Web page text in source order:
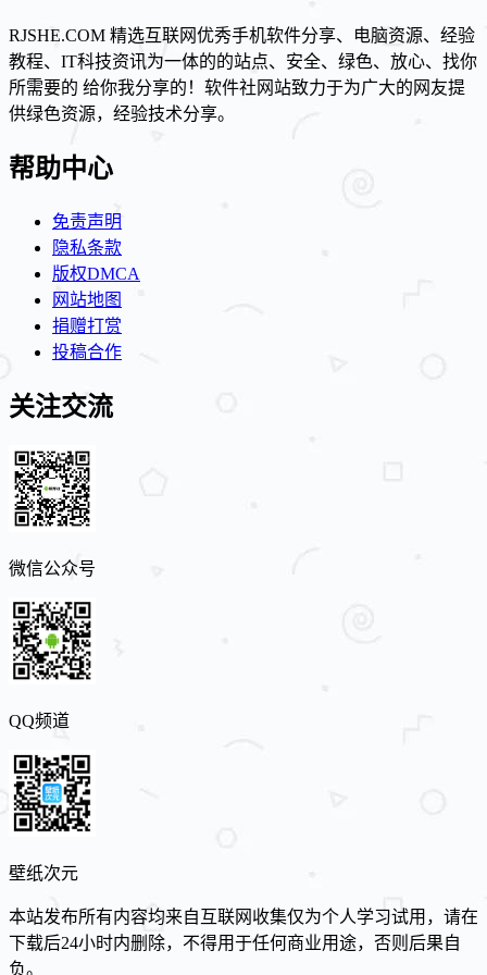
RJSHE.COM 精选互联网优秀手机软件分享、电脑资源、经验
教程、IT科技资讯为一体的的站点、安全、绿色、放心、找你
所需要的 给你我分享的！软件社网站致力于为广大的网友提
供绿色资源，经验技术分享。
帮助中心
免责声明
隐私条款
版权DMCA
网站地图
捐赠打赏
投稿合作
关注交流
微信公众号
QQ频道
壁纸次元
本站发布所有内容均来自互联网收集仅为个人学习试用，请在
下载后24小时内删除，不得用于任何商业用途，否则后果自
负。